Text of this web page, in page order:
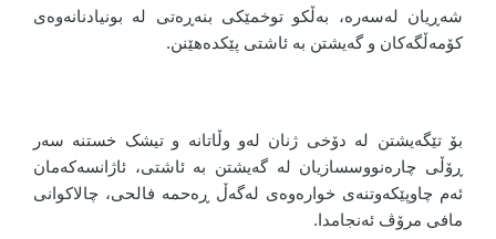
شەڕیان لەسەرە، بەڵکو توخمێکی بنەڕەتی لە بونیادنانەوەی
کۆمەڵگەکان و گەیشتن بە ئاشتی پێکدەهێنن.
بۆ تێگەیشتن لە دۆخی ژنان لەو وڵاتانە و تیشک خستنە سەر
ڕۆڵی چارەنووسسازیان لە گەیشتن بە ئاشتی، ئاژانسەکەمان
ئەم چاوپێکەوتنەی خوارەوەی لەگەڵ ڕەحمە فالحی، چالاکوانی
مافی مرۆڤ ئەنجامدا.